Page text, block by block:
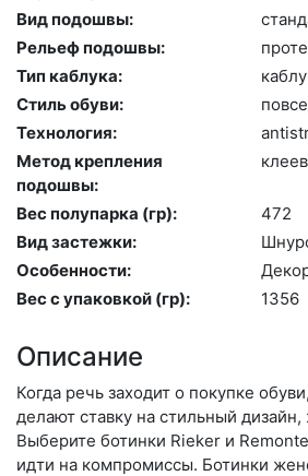
Вид подошвы:
Рельеф подошвы:
Тип каблука:
Стиль обуви:
Технология:
Метод крепления
подошвы:
Вес полупарка (гр):
472
Вид застежки:
Особенности:
Вес с упаковкой (гр):
1356
Описание
Когда речь заходит о покупке
делают ставку на стильный
Выберите бо­тин­ки Rieker и
идти на компромиссы. Ботинки